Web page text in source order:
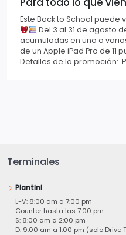
Este Back to School puede
Del 3 al 31 de agosto
acumuladas en uno o
de un Apple iPad Pro de 11
Detalles de la promoción:
Terminales
Piantini
L-V: 8:00 am a 7:00 pm
Counter hasta las 7:00 pm
S: 8:00 am a 2:00 pm
D: 9:00 am a 1:00 pm (solo Drive